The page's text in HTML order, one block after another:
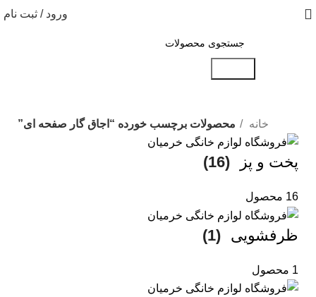
ورود / ثبت نام
خانه محصولات برچسب خورده “اجاق گار صفحه ای”
پخت و پز (16)
16 محصول
ظرفشویی (1)
1 محصول